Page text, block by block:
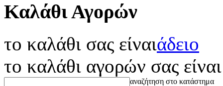
Καλάθι Αγορών
το καλάθι σας είναιάδειο
το καλάθι αγορών σας
αναζήτηση στο κατάστημα